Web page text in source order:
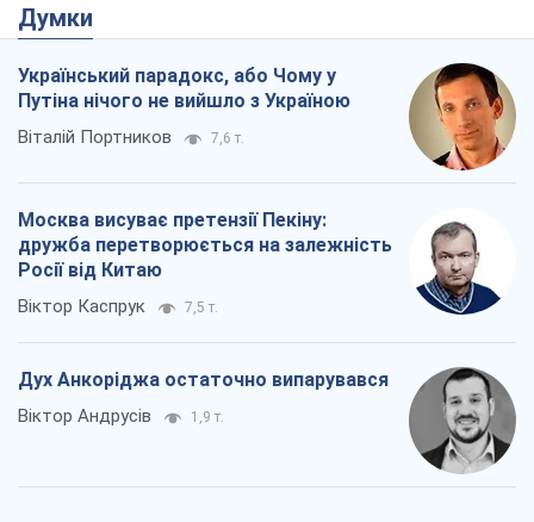
Думки
Український парадокс, або Чому у
Путіна нічого не вийшло з Україною
Віталій Портников 7,6 т.
Москва висуває претензії Пекіну:
дружба перетворюється на залежність
Росії від Китаю
Віктор Каспрук 7,5 т.
Дух Анкоріджа остаточно випарувався
Віктор Андрусів 1,9 т.